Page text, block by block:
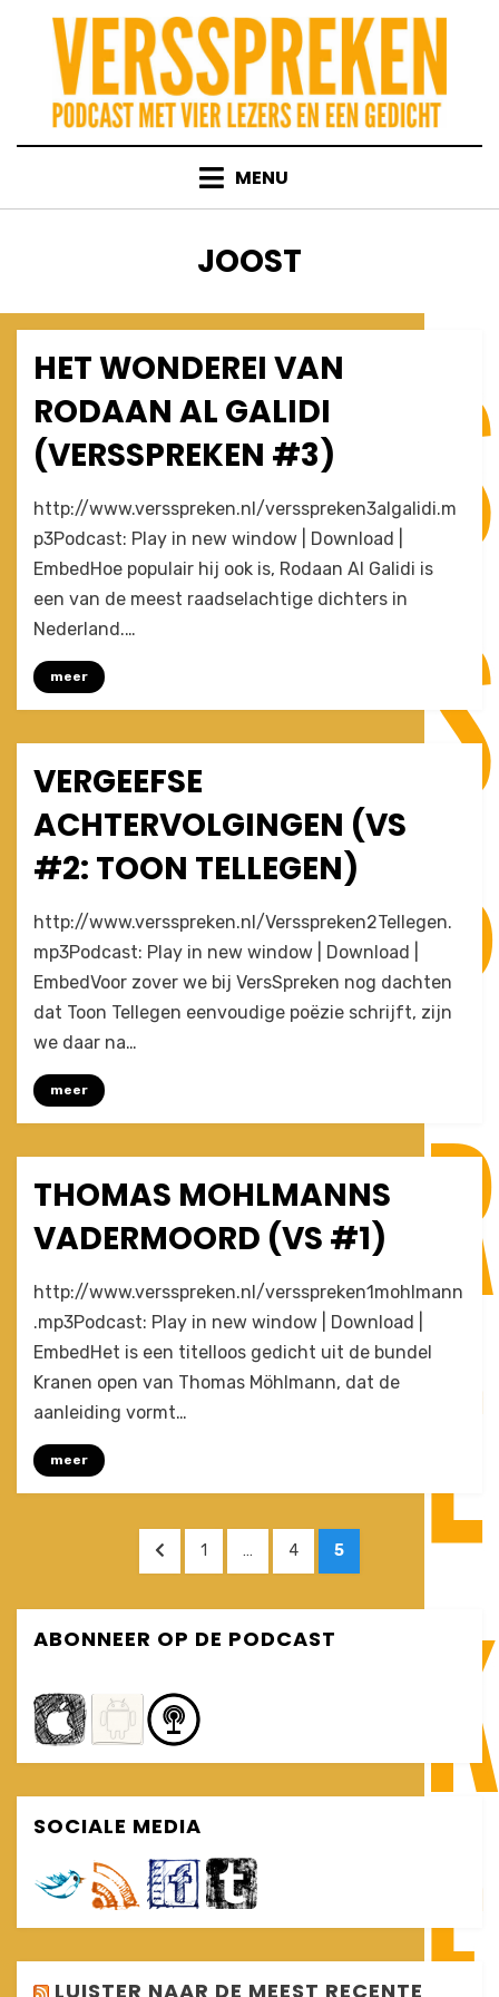
content
MENU
AUTHOR
:
JOOST
Posted
on
January 7, 2010
Afleveringen
HET WONDEREI VAN
RODAAN AL GALIDI
(VERSSPREKEN #3)
by Joost
3 Comments
wonderei
van
Rodaan
http://www.versspreken.nl/versspreken3algalidi.m
p3Podcast: Play in new window | Download |
EmbedHoe populair hij ook is, Rodaan Al Galidi is
een van de meest raadselachtige dichters in
Nederland.…
meer
Posted
on
December 15, 2009
Afleveringen
VERGEEFSE
ACHTERVOLGINGEN (VS
#2: TOON TELLEGEN)
by Joost
2 Comments
Vergeefse
achtervolgingen
(VS
#2:
http://www.versspreken.nl/Versspreken2Tellegen.
mp3Podcast: Play in new window | Download |
EmbedVoor zover we bij VersSpreken nog dachten
dat Toon Tellegen eenvoudige poëzie schrijft, zijn
we daar na…
meer
Posted
on
November 25, 2009
Afleveringen
THOMAS MOHLMANNS
VADERMOORD (VS #1)
by Joost
Leave a comment
Mohlmanns
vadermoord
(VS
http://www.versspreken.nl/versspreken1mohlmann
.mp3Podcast: Play in new window | Download |
EmbedHet is een titelloos gedicht uit de bundel
Kranen open van Thomas Möhlmann, dat de
aanleiding vormt…
meer
pagination
PREVIOUS
PAGE
PAGE
1 … PAGE
4 PAGE
5
ABONNEER OP DE PODCAST
SOCIALE MEDIA
LUISTER NAAR DE MEEST RECENTE